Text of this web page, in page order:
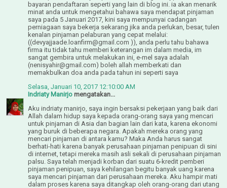
bayaran pendaftaran seperti yang lain di blog ini. ia akan menarik
minat anda untuk mengetahui bahawa saya mendapat pinjaman
saya pada 5 Januari 2017, kini saya mempunyai cadangan
perniagaan saya bekerja sekarang jika anda perlukan, besar, tulen
kenalan pinjaman pelaburan yang cepat melalui:
((devyajjaade.loanfirm@gmail.com )), anda perlu tahu bahawa
firma itu tidak tahu memberi keterangan im dalam media, im
sangat gembira untuk melakukan ini, e-mel saya adalah
(nenisyahir@gmail.com) boleh allah memberkati dan
memakbulkan doa anda pada tahun ini seperti saya
Selasa, Januari 10, 2017 12:10:00 AM
Indriaty Manirjo mengatakan...
Aku indriaty manirjo, saya ingin bersaksi pekerjaan yang baik dari
Allah dalam hidup saya kepada orang-orang saya yang mencari
untuk pinjaman di Asia dan bagian lain dari kata, karena ekonomi
yang buruk di beberapa negara. Apakah mereka orang yang
mencari pinjaman di antara kamu? Maka Anda harus sangat
berhati-hati karena banyak perusahaan pinjaman penipuan di sini
di internet, tetapi mereka masih asli sekali di perusahaan pinjaman
palsu. Saya telah menjadi korban dari suatu 6-kredit pemberi
pinjaman penipuan, saya kehilangan begitu banyak uang karena
saya mencari pinjaman dari perusahaan mereka. Aku hampir mati
dalam proses karena saya ditangkap oleh orang-orang dari utang